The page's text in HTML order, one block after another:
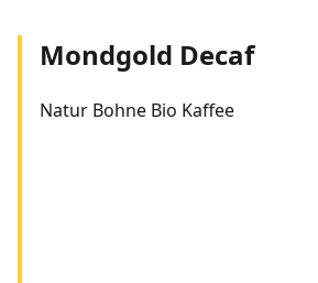
Mondgold Decaf
Natur Bohne Bio Kaffee